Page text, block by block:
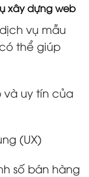
xây dựng web
vụ mẫu
thể giúp
và uy tín của
(UX)
số bán hàng